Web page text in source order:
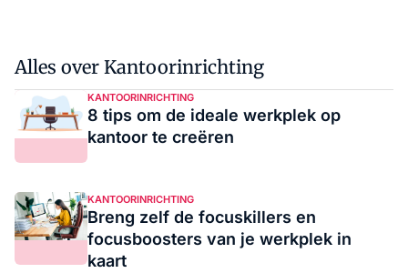
Alles over Kantoorinrichting
KANTOORINRICHTING
8 tips om de ideale werkplek op
kantoor te creëren
KANTOORINRICHTING
Breng zelf de focuskillers en
focusboosters van je werkplek in
kaart